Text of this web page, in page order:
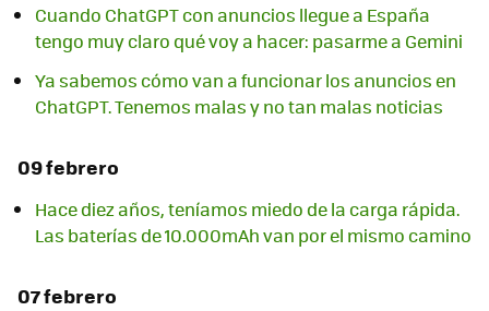
Cuando ChatGPT con anuncios llegue a España
tengo muy claro qué voy a hacer: pasarme a Gemini
Ya sabemos cómo van a funcionar los anuncios en
ChatGPT. Tenemos malas y no tan malas noticias
09 febrero
Hace diez años, teníamos miedo de la carga rápida.
Las baterías de 10.000mAh van por el mismo camino
07 febrero